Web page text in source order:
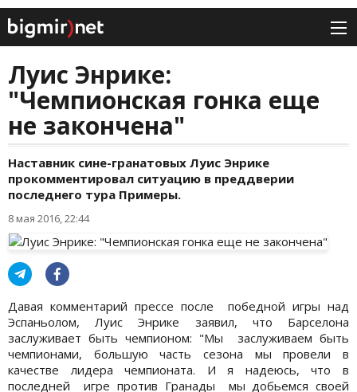
Луис Энрике:
"Чемпионская гонка еще
не закончена"
Наставник сине-гранатовых Луис Энрике
прокомментировал ситуацию в преддверии
последнего тура Примеры.
8 мая 2016, 22:44
Давая комментарий прессе после победной игры над
Эспаньолом, Луис Энрике заявил, что Барселона
заслуживает быть чемпионом: "Мы заслуживаем быть
чемпионами, большую часть сезона мы провели в
качестве лидера чемпионата. И я надеюсь, что в
последней игре против Гранады мы добьемся своей